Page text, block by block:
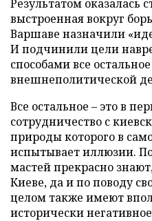
Результатом оказалась
выстроенная вокруг
Варшаве назначили
И подчинили цели
способами все
внешнеполитической
Все остальное – это в
сотрудничество с
природы которого в
испытывает иллюзии.
мастей прекрасно
Киеве, да и по поводу
целом также имеют
исторически